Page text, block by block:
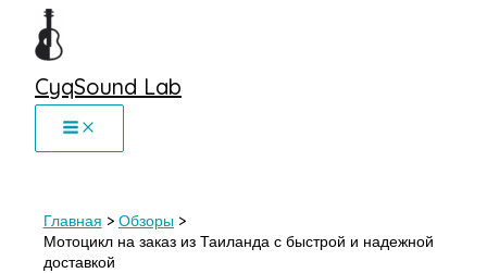
Перейти
CyqSound Lab
Главная
Обзоры
Мотоцикл на заказ из Таиланда с быстрой и надежной
доставкой